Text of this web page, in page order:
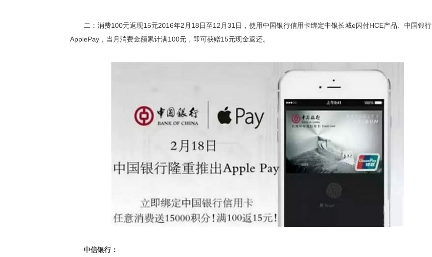
二：消费100元返现15元2016年2月18日至12月31日，使用中国银行信用卡绑定中银长城e闪付HCE产品、中国银行
ApplePay，当月消费金额累计满100元，即可获赠15元现金返还。
中信银行：